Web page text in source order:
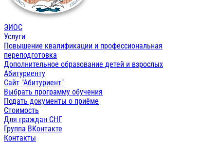
ЭИОС
Услуги
Повышение квалификации и профессиональная
переподготовка
Дополнительное образование детей и взрослых
Абитуриенту
Сайт "Абитуриент"
Выбрать программу обучения
Подать документы о приёме
Стоимость
Для граждан СНГ
Группа ВКонтакте
Контакты